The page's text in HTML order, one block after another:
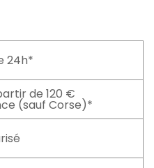
24h*
de 120 €
(sauf Corse)*